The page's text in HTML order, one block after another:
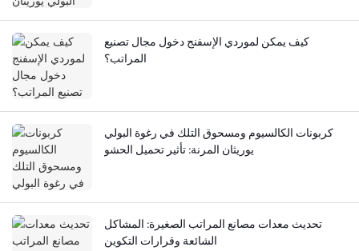
كيف يمكن لموردي الإسفنج دخول مجال تصنيع
المراتب؟
كربونات الكالسيوم ومسحوق التلك في رغوة البولي
يوريثان المرنة: تأثير تحميل الحشو
تحديث معدات مصانع المراتب الصغيرة: المشاكل
الشائعة وقرارات التكوين